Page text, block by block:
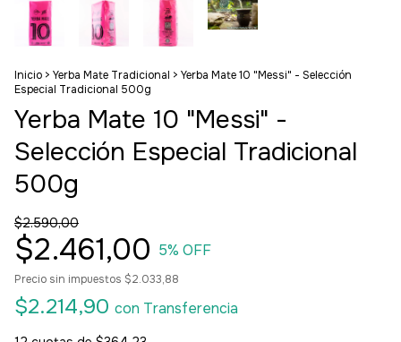
Inicio > Yerba Mate Tradicional > Yerba Mate 10 "Messi" - Selección
Especial Tradicional 500g
Yerba Mate 10 "Messi" -
Selección Especial Tradicional
500g
$2.590,00
$2.461,00 5% OFF
Precio sin impuestos $2.033,88
$2.214,90 con Transferencia